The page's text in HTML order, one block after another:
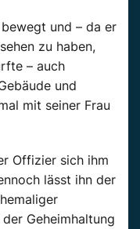
und – da er
zu haben,
– auch
und
mit seiner Frau
Offizier sich ihm
lässt ihn der
Geheimhaltung